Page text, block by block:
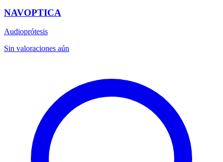
NAVOPTICA
Audioprótesis
Sin valoraciones aún